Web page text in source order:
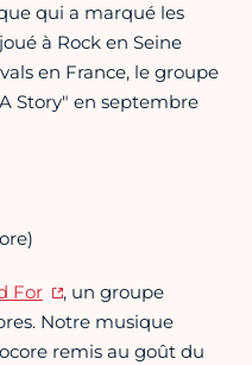
qui a marqué les
à Rock en Seine
en France, le groupe
Story" en septembre
For
, un groupe
Notre musique
remis au goût du